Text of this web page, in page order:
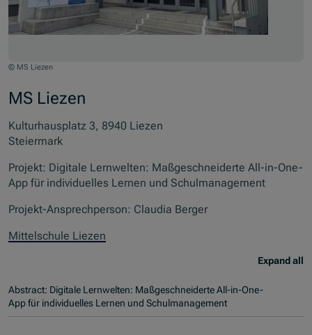
© MS Liezen
MS Liezen
Kulturhausplatz 3, 8940 Liezen
Steiermark
Projekt: Digitale Lernwelten: Maßgeschneiderte All-in-One-
App für individuelles Lernen und Schulmanagement
Projekt-Ansprechperson: Claudia Berger
Mittelschule Liezen
Expand all
Abstract: Digitale Lernwelten: Maßgeschneiderte All-in-One-
App für individuelles Lernen und Schulmanagement